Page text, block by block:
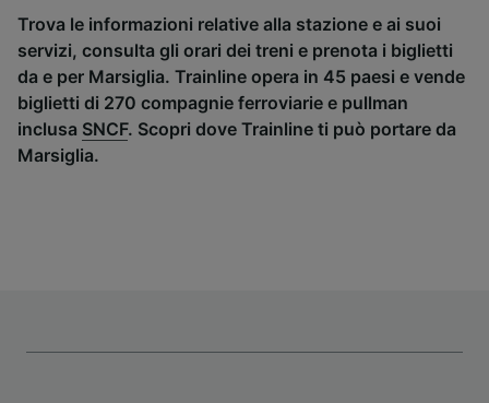
Trova le informazioni relative alla stazione e ai suoi
servizi, consulta gli orari dei treni e prenota i biglietti
da e per Marsiglia. Trainline opera in 45 paesi e vende
biglietti di 270 compagnie ferroviarie e pullman
inclusa SNCF. Scopri dove Trainline ti può portare da
Marsiglia.